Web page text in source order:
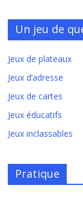
Un jeu de
Jeux de plateaux
Jeux d’adresse
Jeux de cartes
Jeux éducatifs
Jeux inclassables
Pratique